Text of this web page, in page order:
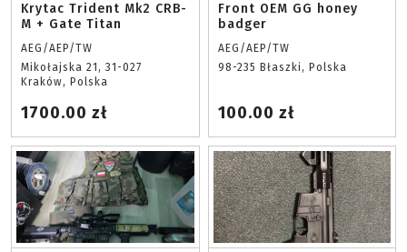
Krytac Trident Mk2 CRB-
M + Gate Titan
AEG/AEP/TW
Mikołajska 21, 31-027
Kraków, Polska
1700.00 zł
Front OEM GG honey
badger
AEG/AEP/TW
98-235 Błaszki, Polska
100.00 zł